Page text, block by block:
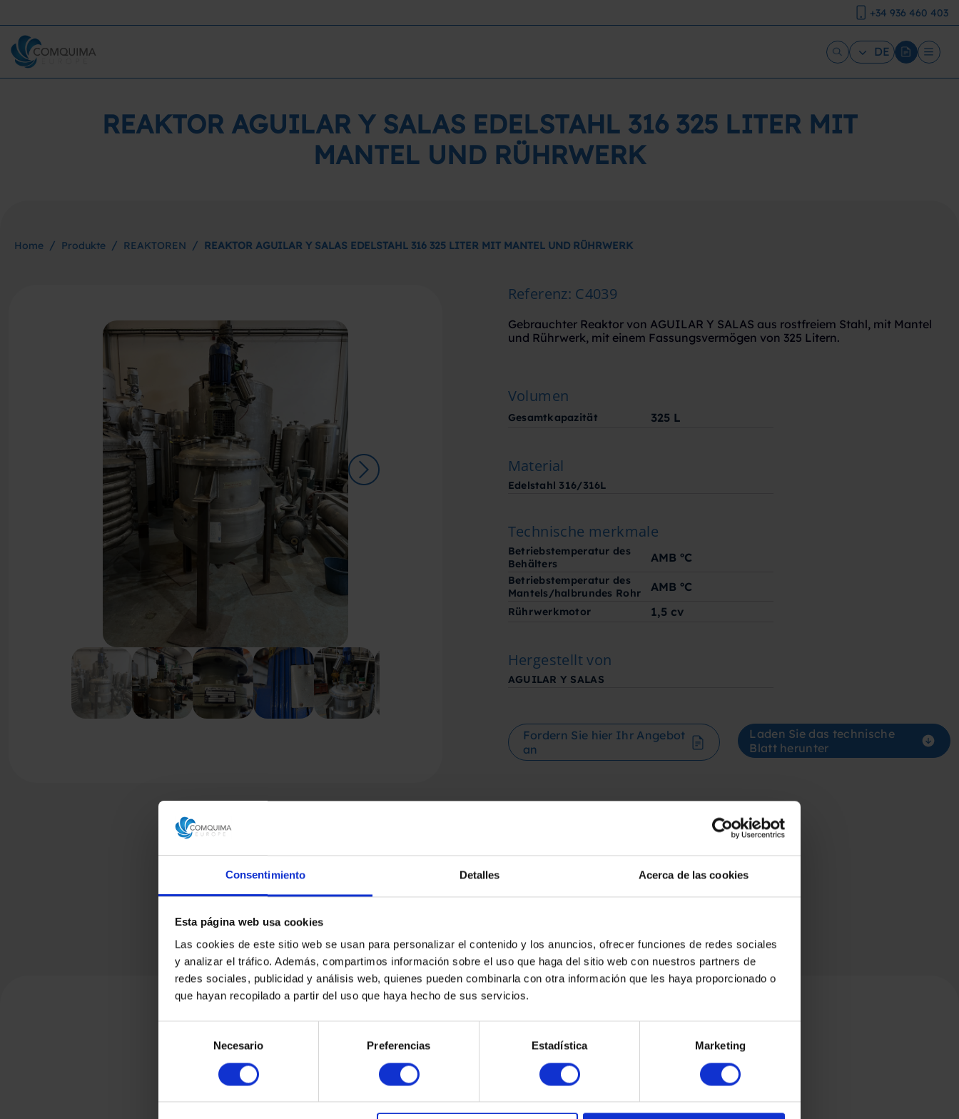
Consentimiento Detalles Acerca de las cookies
Esta página web usa cookies
Las cookies de este sitio web se usan para personalizar el contenido y los anuncios, ofrecer funciones de redes sociales
y analizar el tráfico. Además, compartimos información sobre el uso que haga del sitio web con nuestros partners de
redes sociales, publicidad y análisis web, quienes pueden combinarla con otra información que les haya proporcionado o
que hayan recopilado a partir del uso que haya hecho de sus servicios.
consentimiento
Necesario Preferencias Estadística Marketing
+34 936 460 403
DE
REAKTOR AGUILAR Y SALAS EDELSTAHL 316 325 LITER MIT
MANTEL UND RÜHRWERK
Home / Produkte / REAKTOREN / REAKTOR AGUILAR Y SALAS EDELSTAHL 316 325 LITER MIT MANTEL UND RÜHRWERK
Referenz: C4039
Gebrauchter Reaktor von AGUILAR Y SALAS aus rostfreiem Stahl, mit Mantel
und Rührwerk, mit einem Fassungsvermögen von 325 Litern.
Volumen
Gesamtkapazität 325 L
Material
Edelstahl 316/316L
Technische merkmale
Betriebstemperatur des
Behälters
AMB ºC
Betriebstemperatur des
Mantels/halbrundes Rohr
AMB ºC
Rührwerkmotor 1,5 cv
Hergestellt von
AGUILAR Y SALAS
Fordern Sie hier Ihr Angebot
an
Laden Sie das technische
Blatt herunter
Verwandte Produkte